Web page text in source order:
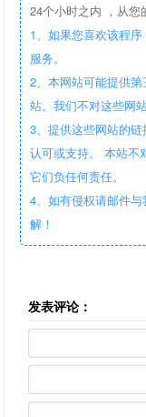
24个小时之内 ，从您
1、如果您喜欢该程
服务。
2、本网站可能提供
站。我们不对这些网
3、提供这些网站的
认可或支持。 本站不
它们负任何责任。
4、如有侵权请邮件
解！
发表评论：